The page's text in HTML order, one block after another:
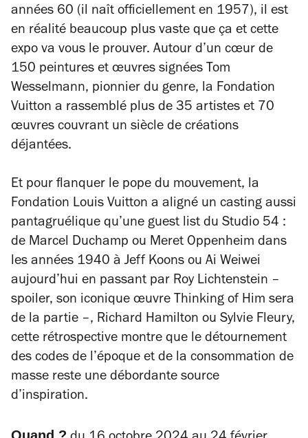
années 60 (il naît officiellement en 1957), il est
en réalité beaucoup plus vaste que ça et cette
expo va vous le prouver. Autour d’un cœur de
150 peintures et œuvres signées Tom
Wesselmann, pionnier du genre, la Fondation
Vuitton a rassemblé plus de 35 artistes et 70
œuvres couvrant un siècle de créations
déjantées.
Et pour flanquer le pope du mouvement, la
Fondation Louis Vuitton a aligné un casting aussi
pantagruélique qu’une guest list du Studio 54 :
de Marcel Duchamp ou Meret Oppenheim dans
les années 1940 à Jeff Koons ou Ai Weiwei
aujourd’hui en passant par Roy Lichtenstein –
spoiler, son iconique œuvre Thinking of Him sera
de la partie –, Richard Hamilton ou Sylvie Fleury,
cette rétrospective montre que le détournement
des codes de l’époque et de la consommation de
masse reste une débordante source
d’inspiration.